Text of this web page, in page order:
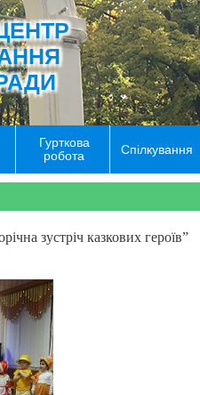
Гурткова
робота
Спілкування
зустріч казкових героїв”